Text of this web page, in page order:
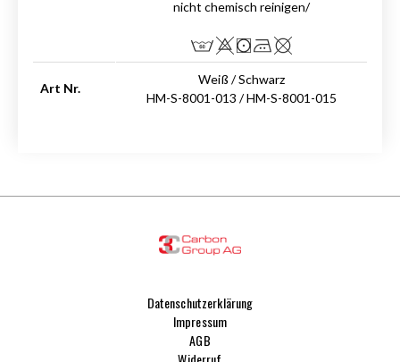
nicht chemisch reinigen/
Art Nr.
Weiß / Schwarz
HM-S-8001-013 / HM-S-8001-015
Datenschutzerklärung
Impressum
AGB